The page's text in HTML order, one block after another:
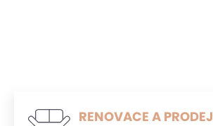
RENOVACE A PRODEJ